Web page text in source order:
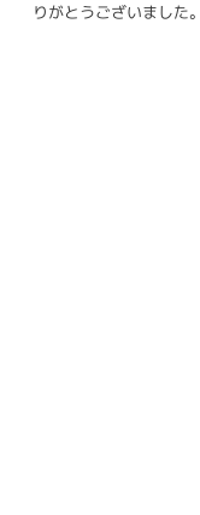
りがとうございました。